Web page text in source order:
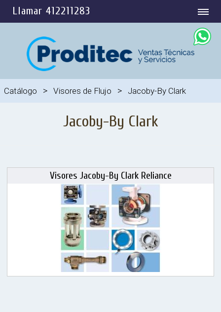
Llamar 412211283
Catálogo > Visores de Flujo > Jacoby-By Clark
Jacoby-By Clark
Visores Jacoby-By Clark Reliance